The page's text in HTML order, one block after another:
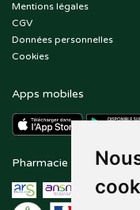
Mentions légales
CGV
Données personnelles
Cookies
Apps mobiles
Pharmacie en ligne